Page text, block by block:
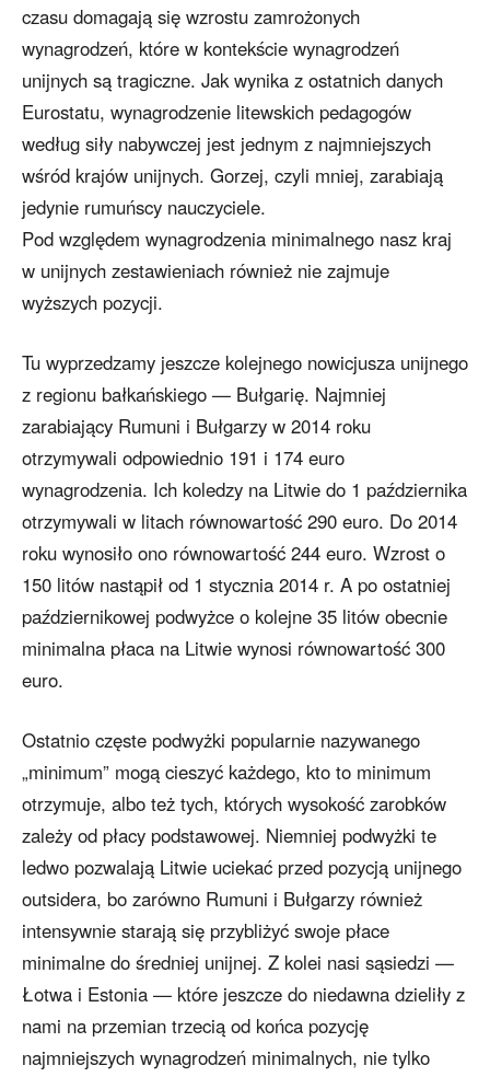
czasu domagają się wzrostu zamrożonych
wynagrodzeń, które w kontekście wynagrodzeń
unijnych są tragiczne. Jak wynika z ostatnich danych
Eurostatu, wynagrodzenie litewskich pedagogów
według siły nabywczej jest jednym z najmniejszych
wśród krajów unijnych. Gorzej, czyli mniej, zarabiają
jedynie rumuńscy nauczyciele.
Pod względem wynagrodzenia minimalnego nasz kraj
w unijnych zestawieniach również nie zajmuje
wyższych pozycji.
Tu wyprzedzamy jeszcze kolejnego nowicjusza unijnego
z regionu bałkańskiego — Bułgarię. Najmniej
zarabiający Rumuni i Bułgarzy w 2014 roku
otrzymywali odpowiednio 191 i 174 euro
wynagrodzenia. Ich koledzy na Litwie do 1 października
otrzymywali w litach równowartość 290 euro. Do 2014
roku wynosiło ono równowartość 244 euro. Wzrost o
150 litów nastąpił od 1 stycznia 2014 r. A po ostatniej
październikowej podwyżce o kolejne 35 litów obecnie
minimalna płaca na Litwie wynosi równowartość 300
euro.
Ostatnio częste podwyżki popularnie nazywanego
„minimum” mogą cieszyć każdego, kto to minimum
otrzymuje, albo też tych, których wysokość zarobków
zależy od płacy podstawowej. Niemniej podwyżki te
ledwo pozwalają Litwie uciekać przed pozycją unijnego
outsidera, bo zarówno Rumuni i Bułgarzy również
intensywnie starają się przybliżyć swoje płace
minimalne do średniej unijnej. Z kolei nasi sąsiedzi —
Łotwa i Estonia — które jeszcze do niedawna dzieliły z
nami na przemian trzecią od końca pozycję
najmniejszych wynagrodzeń minimalnych, nie tylko